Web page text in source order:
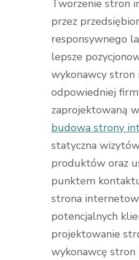
Tworzenie stron
przez
responsywnego
lepsze
wykonawcy stron
odpowiedniej
zaprojektowaną
budowa strony
statyczna
produktów oraz
punktem
strona
potencjalnych
projektowanie
wykonawcę